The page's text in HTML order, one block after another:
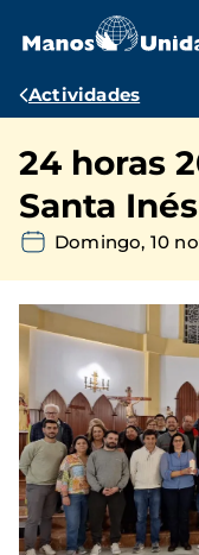
contenido
Ruta
navegación
Actividades
24 horas
Santa
Domingo, 10